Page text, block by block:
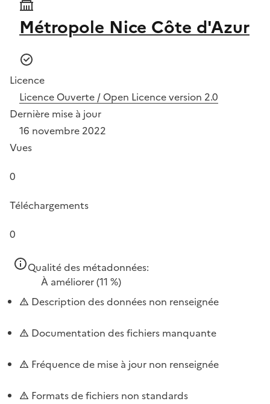
Métropole Nice Côte d'Azur
Licence
Licence Ouverte / Open Licence version 2.0
Dernière mise à jour
16 novembre 2022
Vues
0
Téléchargements
0
Qualité des métadonnées:
À améliorer(11 %)
Description des données non renseignée
Documentation des fichiers manquante
Fréquence de mise à jour non renseignée
Formats de fichiers non standards